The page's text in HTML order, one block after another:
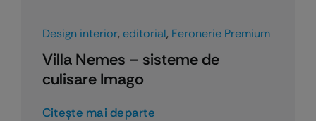
Design interior, editorial, Feronerie Premium
Villa Nemes – sisteme de
culisare Imago
Citeşte mai departe